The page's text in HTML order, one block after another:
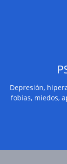
Depresión,
fobias, miedos,